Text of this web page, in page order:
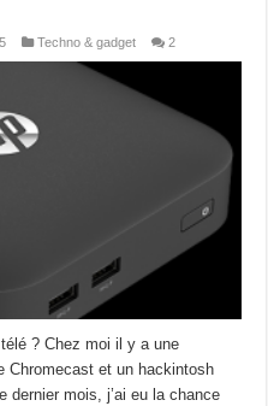
Techno & gadget 2
? Chez moi il y a une
Chromecast et un hackintosh
dernier mois, j’ai eu la chance